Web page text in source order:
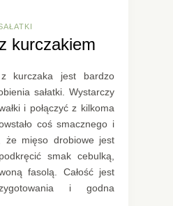
kurczakiem
kurczaka jest bardzo
sałatki. Wystarczy
i połączyć z kilkoma
coś smacznego i
że mięso drobiowe jest
smak cebulką,
fasolą. Całość jest
i godna